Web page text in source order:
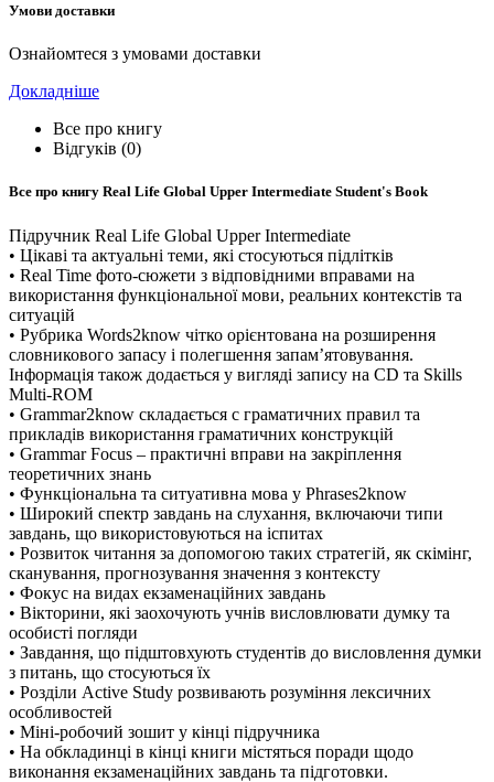
Умови доставки
Ознайомтеся з умовами доставки
Докладніше
Все про книгу
Відгуків (0)
Все про книгу Real Life Global Upper Intermediate Student's Book
Підручник Real Life Global Upper Intermediate
• Цікаві та актуальні теми, які стосуються підлітків
• Real Time фото-сюжети з відповідними вправами на
використання функціональної мови, реальних контекстів та
ситуацій
• Рубрика Words2know чітко орієнтована на розширення
словникового запасу і полегшення запам’ятовування.
Інформація також додається у вигляді запису на CD та Skills
Multi-ROM
• Grammar2know складається с граматичних правил та
прикладів використання граматичних конструкцій
• Grammar Focus – практичні вправи на закріплення
теоретичних знань
• Функціональна та ситуативна мова у Phrases2know
• Широкий спектр завдань на слухання, включаючи типи
завдань, що використовуються на іспитах
• Розвиток читання за допомогою таких стратегій, як скімінг,
сканування, прогнозування значення з контексту
• Фокус на видах екзаменаційних завдань
• Вікторини, які заохочують учнів висловлювати думку та
особисті погляди
• Завдання, що підштовхують студентів до висловлення думки
з питань, що стосуються їх
• Розділи Active Study розвивають розуміння лексичних
особливостей
• Міні-робочий зошит у кінці підручника
• На обкладинці в кінці книги містяться поради щодо
виконання екзаменаційних завдань та підготовки.